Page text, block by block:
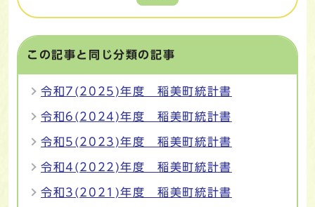
この記事と同じ分類の記事
令和7(2025)年度 稲美町統計書
令和6(2024)年度 稲美町統計書
令和5(2023)年度 稲美町統計書
令和4(2022)年度 稲美町統計書
令和3(2021)年度 稲美町統計書